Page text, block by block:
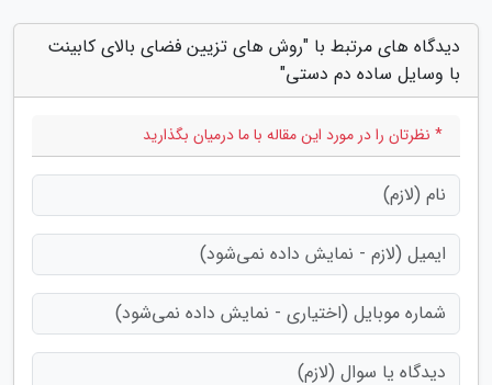
دیدگاه های مرتبط با "روش های تزیین فضای بالای کابینت
با وسایل ساده دم دستی"
* نظرتان را در مورد این مقاله با ما درمیان بگذارید